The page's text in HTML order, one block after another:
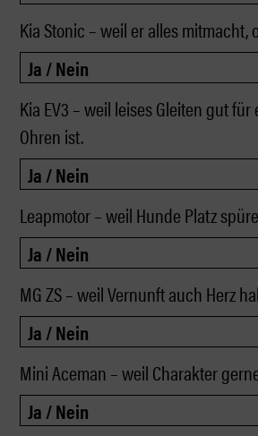
Kia Stonic – weil er alles mitmacht,
Kia EV3 – weil leises Gleiten gut
Ohren ist.
Leapmotor – weil Hunde Platz
MG ZS – weil Vernunft auch Herz
Mini Aceman – weil Charakter